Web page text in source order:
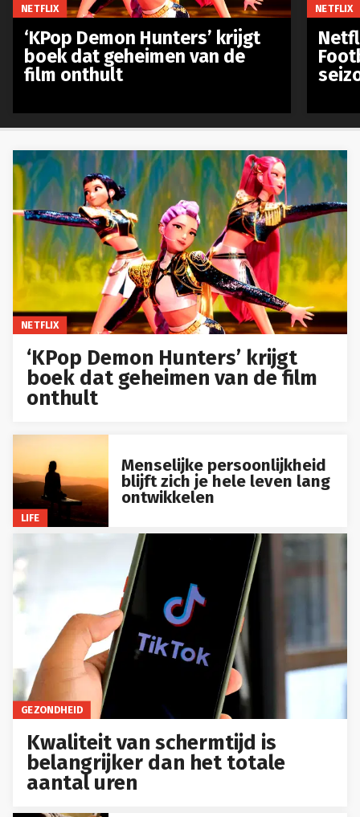
NETFLIX
‘KPop Demon Hunters’ krijgt
boek dat geheimen van de film
onthult
LIFE
Menselijke persoonlijkheid
blijft zich je hele leven lang
ontwikkelen
GEZONDHEID
Kwaliteit van schermtijd is
belangrijker dan het totale
aantal uren
NETFLIX
‘KPop Demon Hunters’ krijgt
boek dat geheimen van de
film onthult
NETFLIX